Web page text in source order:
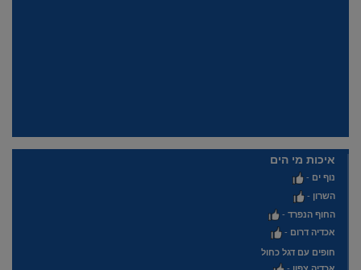
איכות מי הים
נוף ים -
השרון -
החוף הנפרד -
אכדיה דרום -
חופים עם דגל כחול